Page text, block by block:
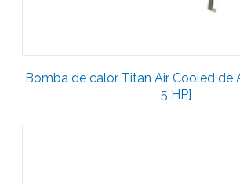
Bomba de calor Titan Air Cooled de
5 HP]